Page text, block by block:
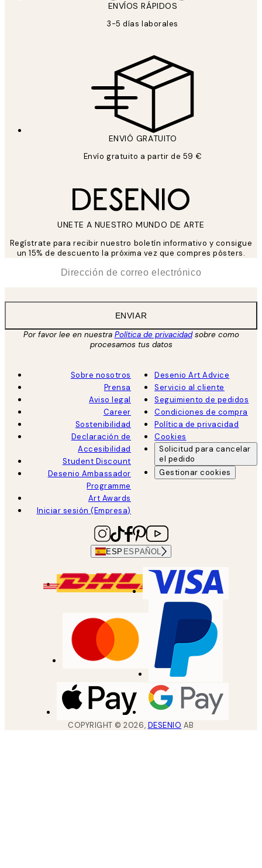
ENVÍOS RÁPIDOS
3-5 días laborales
ENVIÓ GRATUITO
Envío gratuito a partir de 59 €
UNETE A NUESTRO MUNDO DE ARTE
Regístrate para recibir nuestro boletín informativo y consigue
un 15% de descuento la próxima vez que compres pósters.
ENVIAR
Por favor lee en nuestra Política de privacidadsobre como
procesamos tus datos
Sobre nosotros
Prensa
Aviso legal
Career
Sostenibilidad
Declaración de
Accesibilidad
Student Discount
Desenio Ambassador
Programme
Art Awards
Iniciar sesión (Empresa)
Desenio Art Advice
Servicio al cliente
Seguimiento de pedidos
Condiciones de compra
Política de privacidad
Cookies
Solicitud para cancelar
el pedido
Gestionar cookies
ESP ESPAÑOL
COPYRIGHT ©2026, DESENIO AB